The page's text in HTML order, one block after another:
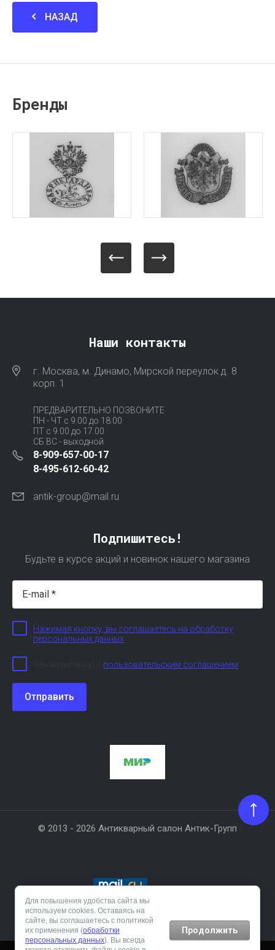
НАЗАД
Бренды
Наши контакты
г. Москва, м. Динамо, Мирской переулок д. 8
корп. 1
ПРЕДВАРИТЕЛЬНО ПОЗВОНИТЕ
ПН - ЧТ с 9.00 до 18.00
ПТ с 9.00 до 17.00
СБ ВС - выходной
8-909-657-00-17
8-495-612-60-42
antik-group@mail.ru
Подпишитесь!
Будьте в курсе акций и новинок нашего магазина
Нажимая кнопку, вы соглашаетесь на обработку
персональных данных
пользовательским соглашением
Отправить
© 2013 - 2026 Антикварный салон Антик-Групп
Создание сайта:megagroup.ru
Для повышения удобства сайта мы
используем cookies. Оставаясь на
сайте, вы соглашаетесь с политикой
их применения (обработки
персональных данных). Вы всегда
Продолжить